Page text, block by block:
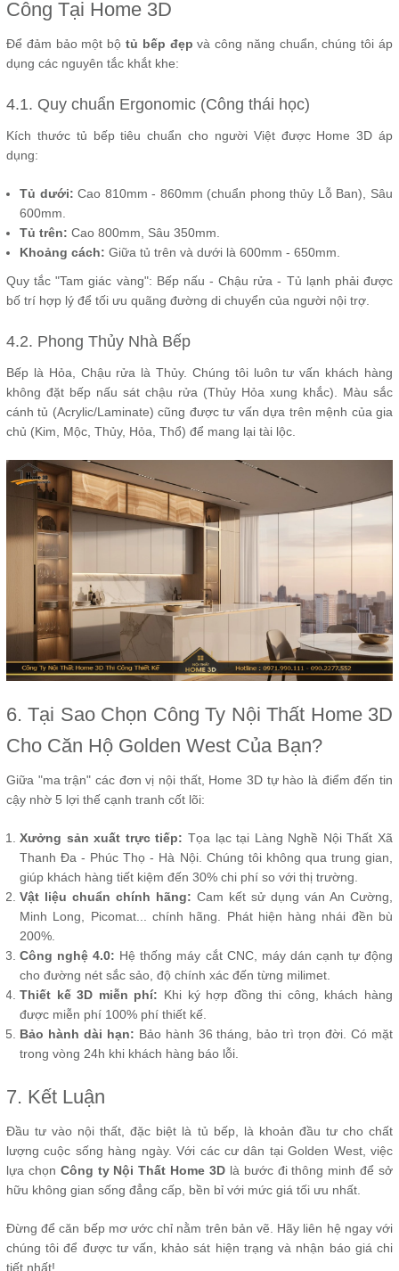
Công Tại Home 3D
Để đảm bảo một bộ tủ bếp đẹp và công năng chuẩn, chúng tôi áp
dụng các nguyên tắc khắt khe:
4.1. Quy chuẩn Ergonomic (Công thái học)
Kích thước tủ bếp tiêu chuẩn cho người Việt được Home 3D áp
dụng:
Tủ dưới: Cao 810mm - 860mm (chuẩn phong thủy Lỗ Ban), Sâu
600mm.
Tủ trên: Cao 800mm, Sâu 350mm.
Khoảng cách: Giữa tủ trên và dưới là 600mm - 650mm.
Quy tắc "Tam giác vàng": Bếp nấu - Chậu rửa - Tủ lạnh phải được
bố trí hợp lý để tối ưu quãng đường di chuyển của người nội trợ.
4.2. Phong Thủy Nhà Bếp
Bếp là Hỏa, Chậu rửa là Thủy. Chúng tôi luôn tư vấn khách hàng
không đặt bếp nấu sát chậu rửa (Thủy Hỏa xung khắc). Màu sắc
cánh tủ (Acrylic/Laminate) cũng được tư vấn dựa trên mệnh của gia
chủ (Kim, Mộc, Thủy, Hỏa, Thổ) để mang lại tài lộc.
6. Tại Sao Chọn Công Ty Nội Thất Home 3D
Cho Căn Hộ Golden West Của Bạn?
Giữa "ma trận" các đơn vị nội thất, Home 3D tự hào là điểm đến tin
cậy nhờ 5 lợi thế cạnh tranh cốt lõi:
Xưởng sản xuất trực tiếp: Tọa lạc tại Làng Nghề Nội Thất Xã
Thanh Đa - Phúc Thọ - Hà Nội. Chúng tôi không qua trung gian,
giúp khách hàng tiết kiệm đến 30% chi phí so với thị trường.
Vật liệu chuẩn chính hãng: Cam kết sử dụng ván An Cường,
Minh Long, Picomat... chính hãng. Phát hiện hàng nhái đền bù
200%.
Công nghệ 4.0: Hệ thống máy cắt CNC, máy dán cạnh tự động
cho đường nét sắc sảo, độ chính xác đến từng milimet.
Thiết kế 3D miễn phí: Khi ký hợp đồng thi công, khách hàng
được miễn phí 100% phí thiết kế.
Bảo hành dài hạn: Bảo hành 36 tháng, bảo trì trọn đời. Có mặt
trong vòng 24h khi khách hàng báo lỗi.
7. Kết Luận
Đầu tư vào nội thất, đặc biệt là tủ bếp, là khoản đầu tư cho chất
lượng cuộc sống hàng ngày. Với các cư dân tại Golden West, việc
lựa chọn Công ty Nội Thất Home 3D là bước đi thông minh để sở
hữu không gian sống đẳng cấp, bền bỉ với mức giá tối ưu nhất.
Đừng để căn bếp mơ ước chỉ nằm trên bản vẽ. Hãy liên hệ ngay với
chúng tôi để được tư vấn, khảo sát hiện trạng và nhận báo giá chi
tiết nhất!